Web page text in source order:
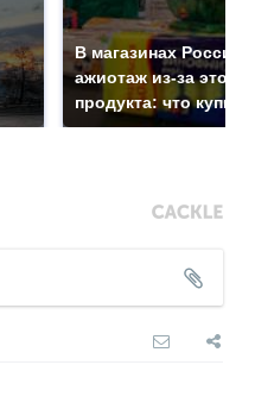
В магазинах России
ажиотаж из-за этого
продукта: что купить?